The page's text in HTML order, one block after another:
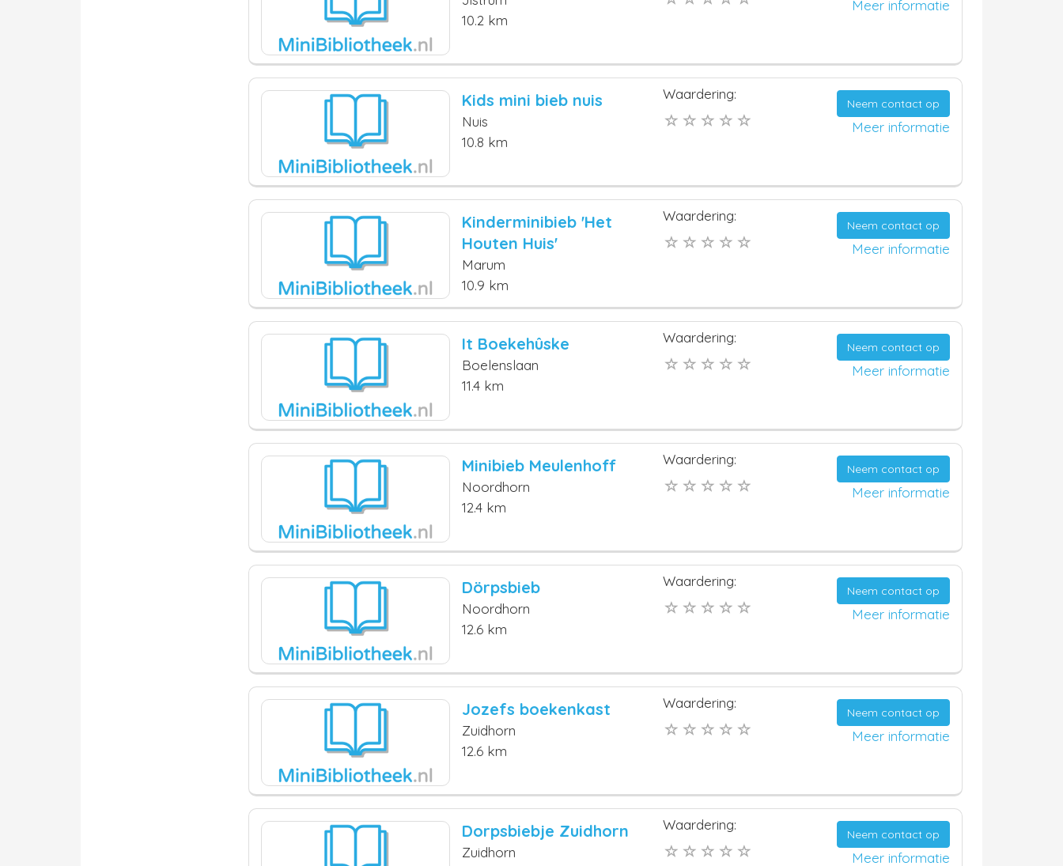
10.2 km
Meer informatie
Kids mini bieb nuis
Nuis
10.8 km
Waardering:
Neem contact op
Meer informatie
Kinderminibieb 'Het
Houten Huis'
Marum
10.9 km
Waardering:
Neem contact op
Meer informatie
It Boekehûske
Boelenslaan
11.4 km
Waardering:
Neem contact op
Meer informatie
Minibieb Meulenhoff
Noordhorn
12.4 km
Waardering:
Neem contact op
Meer informatie
Dörpsbieb
Noordhorn
12.6 km
Waardering:
Neem contact op
Meer informatie
Jozefs boekenkast
Zuidhorn
12.6 km
Waardering:
Neem contact op
Meer informatie
Dorpsbiebje Zuidhorn
Zuidhorn
Waardering:
Neem contact op
Meer informatie